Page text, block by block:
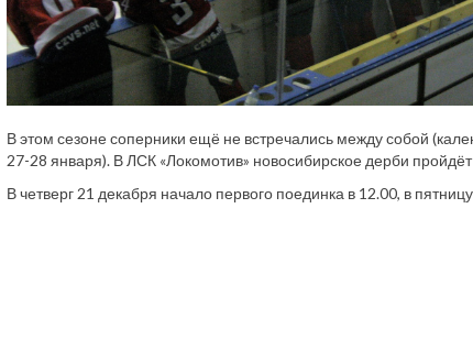
В этом сезоне соперники ещё не встречались между собой
27-28 января). В ЛСК «Локомотив» новосибирское дерби
В четверг 21 декабря начало первого поединка в 12.00, в